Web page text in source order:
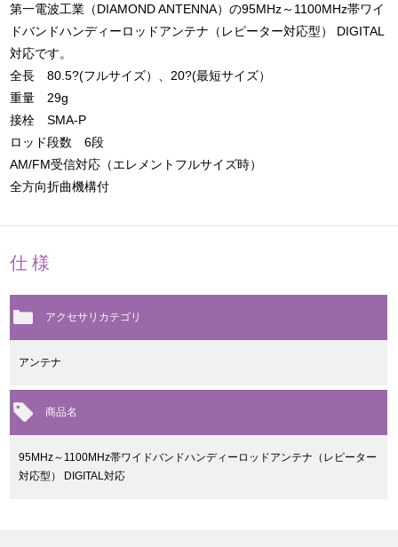
第一電波工業（DIAMOND ANTENNA）の95MHz～1100MHz帯ワイ
ドバンドハンディーロッドアンテナ（レピーター対応型） DIGITAL
対応です。
全長 80.5?(フルサイズ）、20?(最短サイズ）
重量 29g
接栓 SMA-P
ロッド段数 6段
AM/FM受信対応（エレメントフルサイズ時）
全方向折曲機構付
仕様
アクセサリカテゴリ
アンテナ
商品名
95MHz～1100MHz帯ワイドバンドハンディーロッドアンテナ（レピーター
対応型） DIGITAL対応